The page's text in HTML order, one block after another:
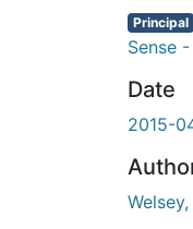
Principal
Sense
Date
2015-